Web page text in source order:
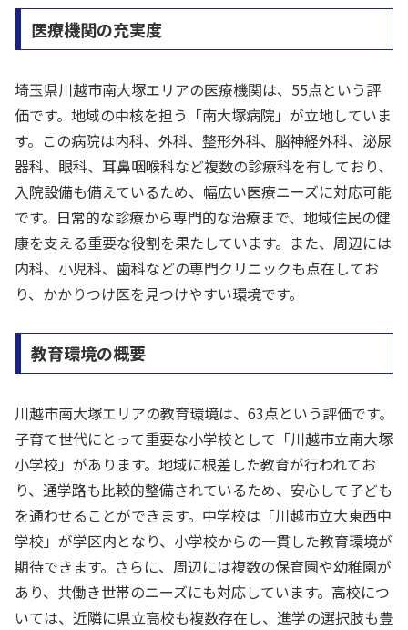
医療機関の充実度
埼玉県川越市南大塚エリアの医療機関は、55点という評
価です。地域の中核を担う「南大塚病院」が立地していま
す。この病院は内科、外科、整形外科、脳神経外科、泌尿
器科、眼科、耳鼻咽喉科など複数の診療科を有しており、
入院設備も備えているため、幅広い医療ニーズに対応可能
です。日常的な診療から専門的な治療まで、地域住民の健
康を支える重要な役割を果たしています。また、周辺には
内科、小児科、歯科などの専門クリニックも点在してお
り、かかりつけ医を見つけやすい環境です。
教育環境の概要
川越市南大塚エリアの教育環境は、63点という評価です。
子育て世代にとって重要な小学校として「川越市立南大塚
小学校」があります。地域に根差した教育が行われてお
り、通学路も比較的整備されているため、安心して子ども
を通わせることができます。中学校は「川越市立大東西中
学校」が学区内となり、小学校からの一貫した教育環境が
期待できます。さらに、周辺には複数の保育園や幼稚園が
あり、共働き世帯のニーズにも対応しています。高校につ
いては、近隣に県立高校も複数存在し、進学の選択肢も豊